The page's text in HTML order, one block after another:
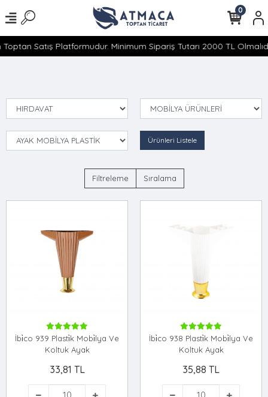
Satış Platformudur. Minimum Sipariş Tutarı 2000 TL
0
Ürünleri Listele
Filtreleme Sıralama
İbi̇co 939 Plasti̇k Mobi̇lya Ve
Koltuk Ayak
33,81 TL
İbi̇co 938 Plasti̇k Mobi̇lya Ve
Koltuk Ayak
35,88 TL